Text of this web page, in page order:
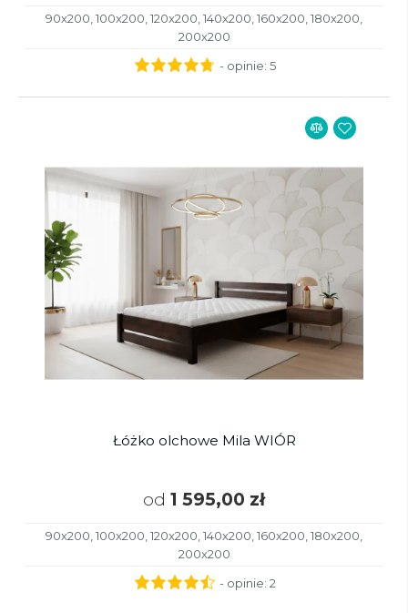
90x200, 100x200, 120x200, 140x200, 160x200, 180x200,
200x200
- opinie: 5
Łóżko olchowe Mila WIÓR
od 1 595,00 zł
90x200, 100x200, 120x200, 140x200, 160x200, 180x200,
200x200
- opinie: 2